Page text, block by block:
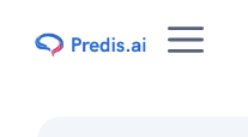
Inhalt